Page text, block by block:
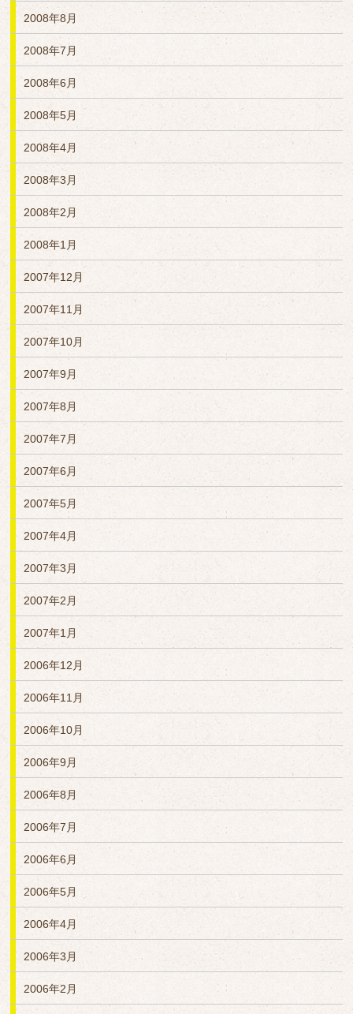
2008年8月
2008年7月
2008年6月
2008年5月
2008年4月
2008年3月
2008年2月
2008年1月
2007年12月
2007年11月
2007年10月
2007年9月
2007年8月
2007年7月
2007年6月
2007年5月
2007年4月
2007年3月
2007年2月
2007年1月
2006年12月
2006年11月
2006年10月
2006年9月
2006年8月
2006年7月
2006年6月
2006年5月
2006年4月
2006年3月
2006年2月